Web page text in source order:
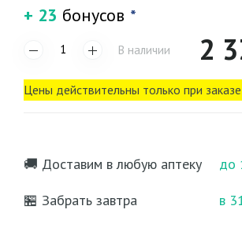
+ 23 бонусов *
В наличии 2
Цены действительны только при
🚚 Доставим в любую аптеку
до
🏪 Забрать завтра
в